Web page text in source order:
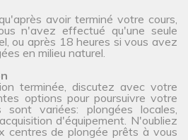
avoir terminé votre cours,
n'avez effectué qu'une seule
ou après 18 heures si vous avez
en milieu naturel.
terminée, discutez avec votre
options pour poursuivre votre
sont variées: plongées locales,
d'équipement. N'oubliez
centres de plongée prêts à vous